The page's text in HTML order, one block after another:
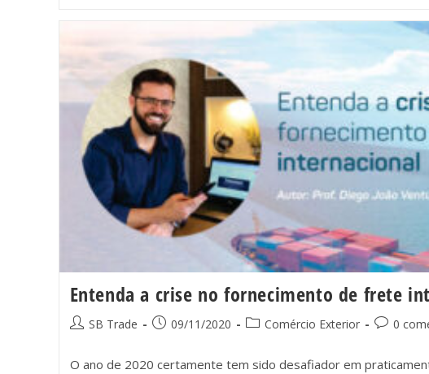
Entenda a crise no fornecimento de frete
SB Trade 09/11/2020 Comércio Exterior 0
O ano de 2020 certamente tem sido desafiador em